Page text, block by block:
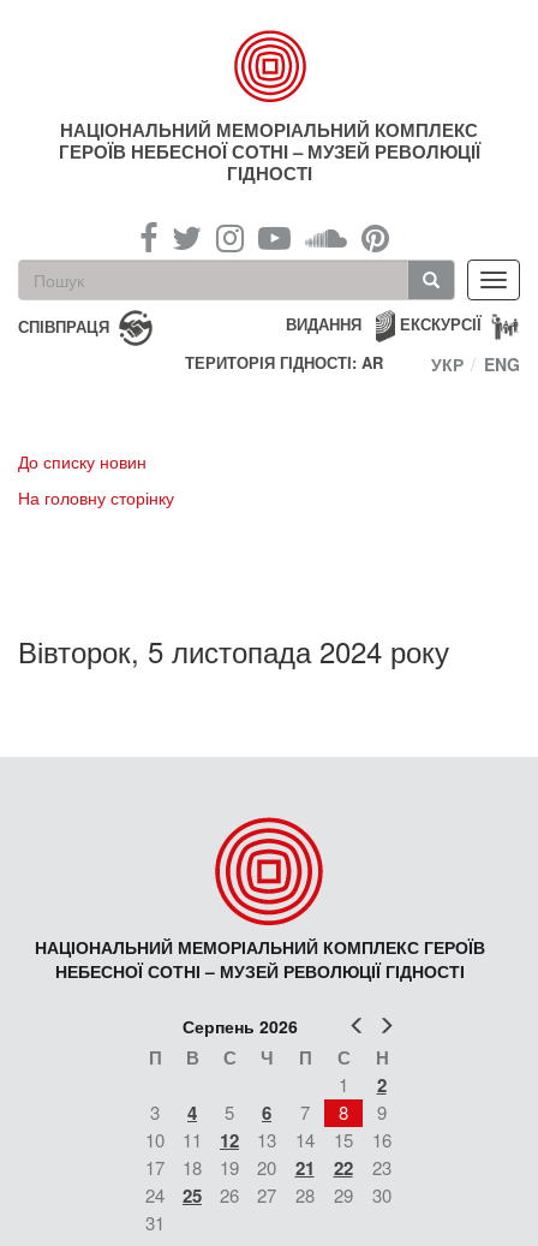
НАЦІОНАЛЬНИЙ МЕМОРІАЛЬНИЙ КОМПЛЕКС
ГЕРОЇВ НЕБЕСНОЇ СОТНІ – МУЗЕЙ РЕВОЛЮЦІЇ
ГІДНОСТІ
Пошукова
форма
Пошук
СПІВПРАЦЯ ЕКСКУРСІЇ
ВИДАННЯ
ТЕРИТОРІЯ ГІДНОСТІ: AR
УКР ENG
До списку новин
На головну сторінку
Вівторок, 5 листопада 2024 року
НАЦІОНАЛЬНИЙ МЕМОРІАЛЬНИЙ КОМПЛЕКС ГЕРОЇВ
НЕБЕСНОЇ СОТНІ – МУЗЕЙ РЕВОЛЮЦІЇ ГІДНОСТІ
Попер
Серпень 2026
П В С Ч П С Н
1 2
3 4 5 6 7 8
9
10
11 12 13 14 15
16
17
18 19 20 21 22
23
24
25 26 27 28 29
30
31